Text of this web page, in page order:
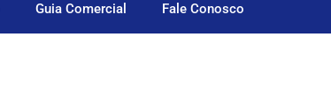
Guia Comercial Fale Conosco